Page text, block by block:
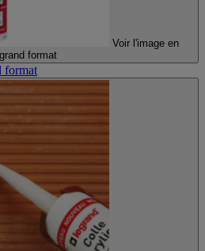
Voir l'image en
grand format
format